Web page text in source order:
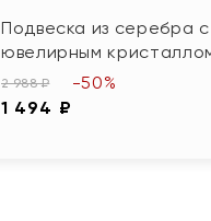
Подвеска из серебра с
ювелирным
2 988 ₽
1 494 ₽
-50%